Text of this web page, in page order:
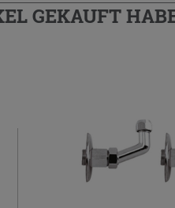
GEKAUFT